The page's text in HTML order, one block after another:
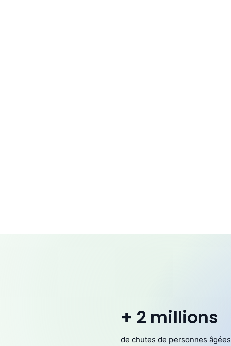
+ 2 millions
de chutes de personnes âgées